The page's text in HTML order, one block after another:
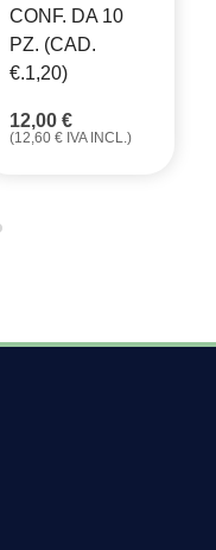
CONF. DA 10
PZ. (CAD.
€.1,20)
12,00 €
(12,60 € IVA INCL.)